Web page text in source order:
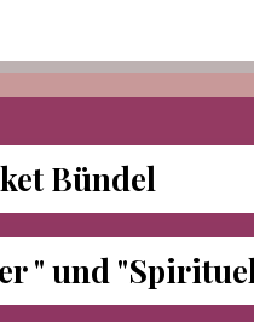
Bündel
" und